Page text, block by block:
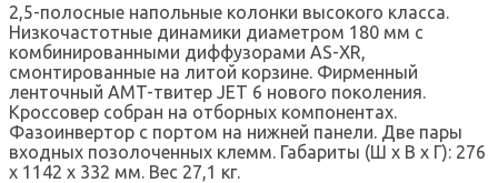
2,5-полосные напольные колонки высокого класса.
Низкочастотные динамики диаметром 180 мм с
комбинированными диффузорами AS-XR,
смонтированные на литой корзине. Фирменный
ленточный AMT-твитер JET 6 нового поколения.
Кроссовер собран на отборных компонентах.
Фазоинвертор с портом на нижней панели. Две пары
входных позолоченных клемм. Габариты (Ш х В х Г): 276
x 1142 x 332 мм. Вес 27,1 кг.